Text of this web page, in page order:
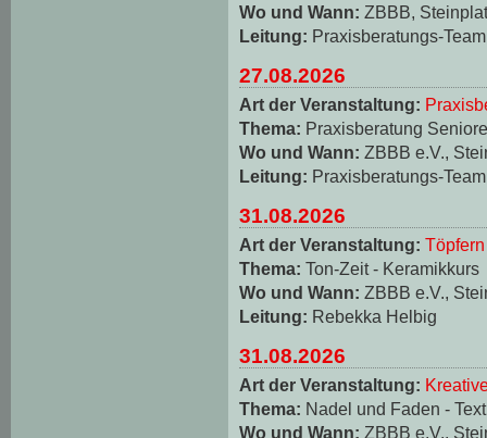
Wo und Wann: ZBBB,
Leitung: Praxisberatungs-Team
27.08.2026
Art der Veranstaltung:
Thema: Praxisberatung
Wo und Wann: ZBBB e.V.,
Leitung: Praxisberatungs-Team
31.08.2026
Art der Veranstaltung: Töpfern
Thema: Ton-Zeit - Keramikkurs
Wo und Wann: ZBBB e.V.,
Leitung: Rebekka Helbig
31.08.2026
Art der Veranstaltung:
Thema: Nadel und Faden -
Wo und Wann: ZBBB e.V.,